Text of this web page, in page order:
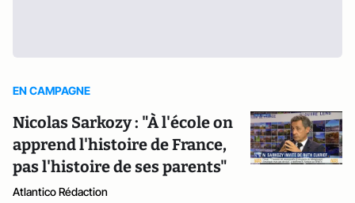
EN CAMPAGNE
Nicolas Sarkozy : "À l'école on
apprend l'histoire de France,
pas l'histoire de ses parents"
Atlantico Rédaction